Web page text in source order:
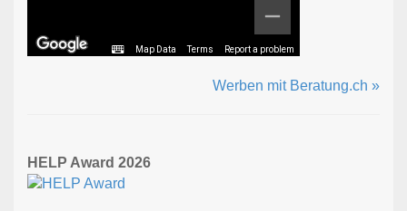
Map Data Terms Report a problem
Werben mit Beratung.ch »
HELP Award 2026